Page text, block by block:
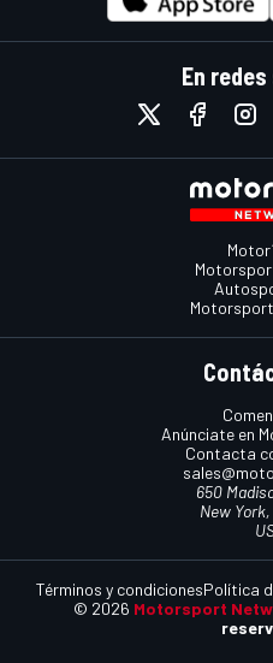
En
Anúnciate en
Contacta
650
New
© 2026 Motorsport
Términos y condicionesPolítica